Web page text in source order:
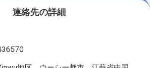
連絡先の詳細